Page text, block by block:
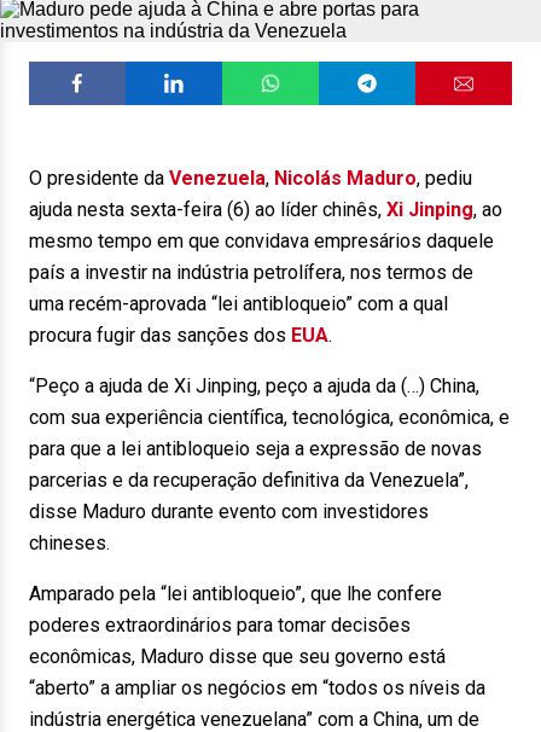
O presidente da Venezuela, Nicolás Maduro, pediu
ajuda nesta sexta-feira (6) ao líder chinês, Xi Jinping, ao
mesmo tempo em que convidava empresários daquele
país a investir na indústria petrolífera, nos termos de
uma recém-aprovada “lei antibloqueio” com a qual
procura fugir das sanções dos EUA.
“Peço a ajuda de Xi Jinping, peço a ajuda da (…) China,
com sua experiência científica, tecnológica, econômica, e
para que a lei antibloqueio seja a expressão de novas
parcerias e da recuperação definitiva da Venezuela”,
disse Maduro durante evento com investidores
chineses.
Amparado pela “lei antibloqueio”, que lhe confere
poderes extraordinários para tomar decisões
econômicas, Maduro disse que seu governo está
“aberto” a ampliar os negócios em “todos os níveis da
indústria energética venezuelana” com a China, um de